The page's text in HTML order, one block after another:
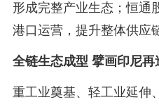
形成完整产业生态；恒通
港口运营，提升整体供应
全链生态成型 擘画印尼再
重工业奠基、轻工业延伸